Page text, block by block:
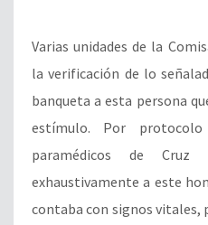
Varias unidades de la
la verificación de lo
banqueta a esta persona
estímulo. Por
paramédicos de
exhaustivamente a este
contaba con signos vitales,